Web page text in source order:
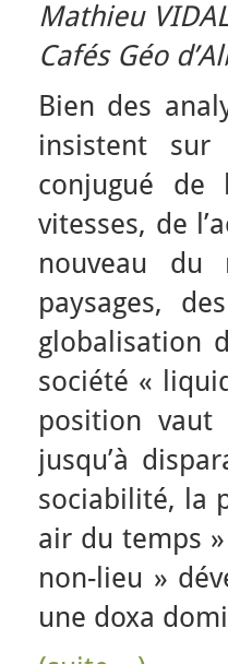
Mathieu
Cafés Géo
Bien des
insistent
conjugué de
vitesses, de
nouveau du
paysages,
globalisation
société «
position vaut
jusqu’à
sociabilité, la
air du temps
non-lieu »
une doxa